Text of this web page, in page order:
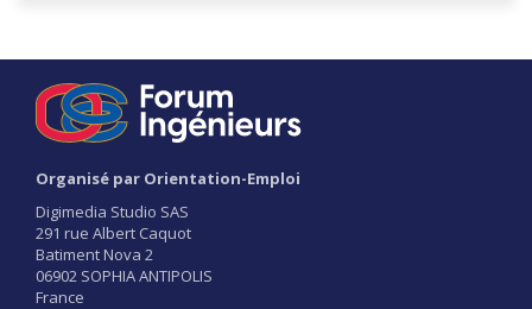
Organisé par Orientation-Emploi
Digimedia Studio SAS
291 rue Albert Caquot
Batiment Nova 2
06902 SOPHIA ANTIPOLIS
France